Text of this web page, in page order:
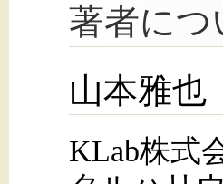
著者につ
山本雅也
KLab株式